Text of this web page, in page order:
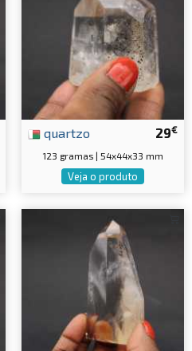
29€
quartzo
123 gramas | 54x44x33 mm
Veja o produto